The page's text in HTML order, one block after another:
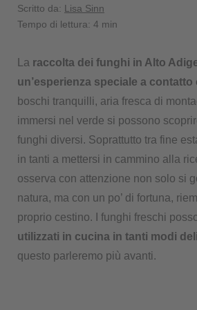
Scritto da: Lisa Sinn
Tempo di lettura: 4 min
La raccolta dei funghi in Alto
un’esperienza speciale a contatto
boschi tranquilli, aria fresca di
immersi nel verde si possono
funghi diversi. Soprattutto tra fine
in tanti a mettersi in cammino alla
osserva con attenzione non solo si
natura, ma con un po’ di fortuna,
proprio cestino. I funghi freschi
utilizzati in cucina in tanti modi
questo parleremo più avanti.